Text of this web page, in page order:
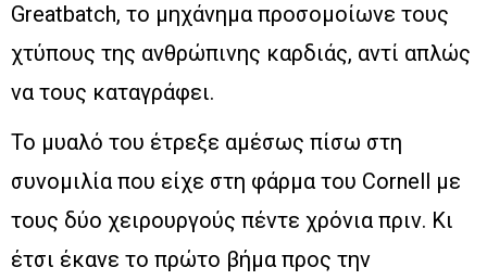
Greatbatch, το μηχάνημα προσομοίωνε τους
χτύπους της ανθρώπινης καρδιάς, αντί απλώς
να τους καταγράφει.
Το μυαλό του έτρεξε αμέσως πίσω στη
συνομιλία που είχε στη φάρμα του Cornell με
τους δύο χειρουργούς πέντε χρόνια πριν. Κι
έτσι έκανε το πρώτο βήμα προς την